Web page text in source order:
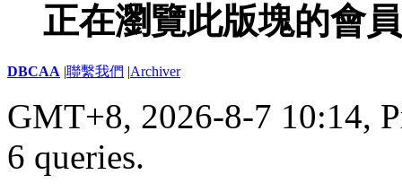
正在瀏覽此版塊的會員
DBCAA |聯繫我們 |Archiver
GMT+8, 2026-8-7 10:14,
6 queries.